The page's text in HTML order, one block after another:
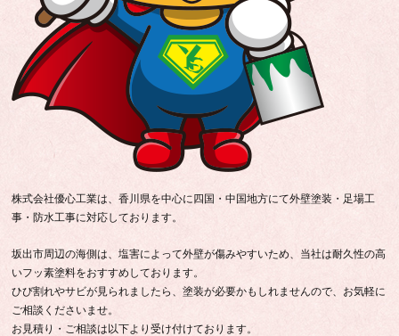
株式会社優心工業は、香川県を中心に四国・中国地方にて外壁塗装・足場工
事・防水工事に対応しております。
坂出市周辺の海側は、塩害によって外壁が傷みやすいため、当社は耐久性の高
いフッ素塗料をおすすめしております。
ひび割れやサビが見られましたら、塗装が必要かもしれませんので、お気軽に
ご相談くださいませ。
お見積り・ご相談は以下より受け付けております。